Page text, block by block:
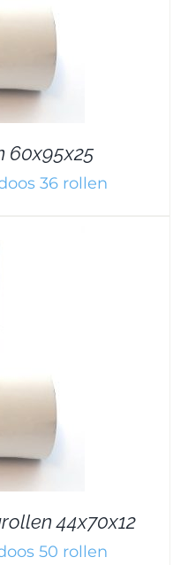
60x95x25
36 rollen
44x70x12
50 rollen